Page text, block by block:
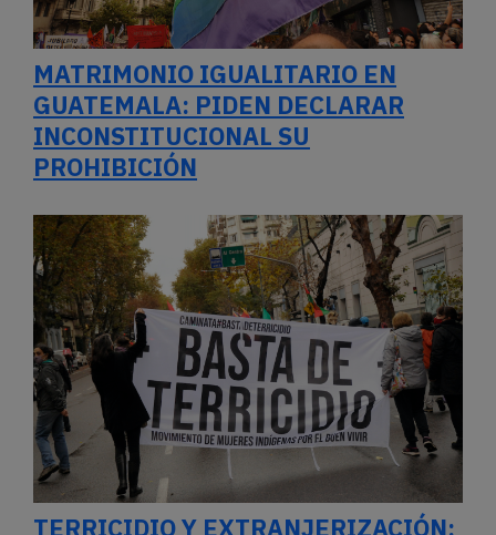
MATRIMONIO IGUALITARIO EN
GUATEMALA: PIDEN DECLARAR
INCONSTITUCIONAL SU
PROHIBICIÓN
TERRICIDIO Y EXTRANJERIZACIÓN: